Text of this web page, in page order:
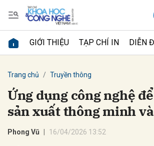
GIỚI THIỆU TẠP CHÍ IN DIỄN
Trang chủ Truyền thông
Ứng dụng công nghệ
sản xuất thông minh
Phong Vũ 16/04/2026 13:52
Gửi bình luận